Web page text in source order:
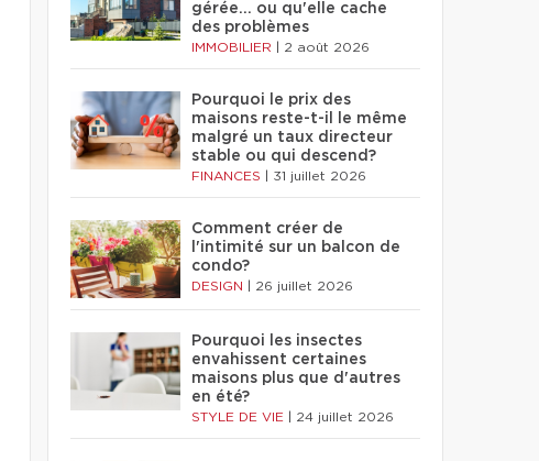
gérée… ou qu'elle cache
des problèmes
IMMOBILIER 2 août 2026
Pourquoi le prix des
maisons reste-t-il le même
malgré un taux directeur
stable ou qui descend?
FINANCES 31 juillet 2026
Comment créer de
l'intimité sur un balcon de
condo?
DESIGN 26 juillet 2026
Pourquoi les insectes
envahissent certaines
maisons plus que d'autres
en été?
STYLE DE VIE 24 juillet 2026